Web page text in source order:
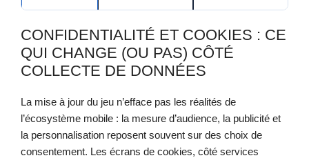
CONFIDENTIALITÉ ET COOKIES : CE
QUI CHANGE (OU PAS) CÔTÉ
COLLECTE DE DONNÉES
La mise à jour du jeu n’efface pas les réalités de
l’écosystème mobile : la mesure d’audience, la publicité et
la personnalisation reposent souvent sur des choix de
consentement. Les écrans de cookies, côté services